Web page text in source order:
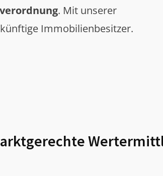
. Mit unserer
Immobilienbesitzer.